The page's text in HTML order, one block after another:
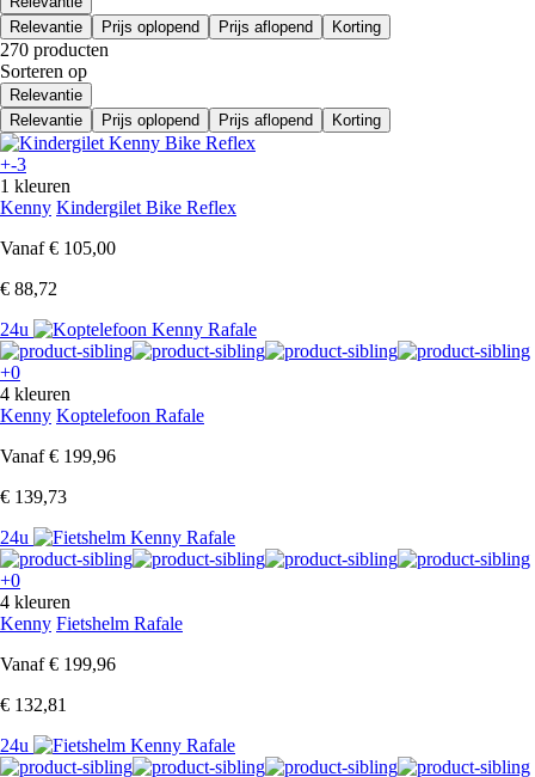
Relevantie
Prijs oplopend Prijs aflopend Korting
270 producten
Sorteren op
Relevantie
Relevantie
Prijs oplopend Prijs aflopend Korting
+-3
1 kleuren
Kenny Kindergilet Bike Reflex
Vanaf € 105,00
€ 88,72
24u
+0
4 kleuren
Kenny Koptelefoon Rafale
Vanaf € 199,96
€ 139,73
24u
+0
4 kleuren
Kenny Fietshelm Rafale
Vanaf € 199,96
€ 132,81
24u